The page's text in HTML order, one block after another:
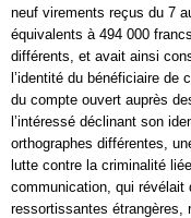
neuf virements reçus du 7
équivalents à 494 000
différents, et avait ainsi
l’identité du bénéficiaire de
du compte ouvert auprès
l’intéressé déclinant son
orthographes différentes,
lutte contre la criminalité
communication, qui révélait
ressortissantes étrangères,